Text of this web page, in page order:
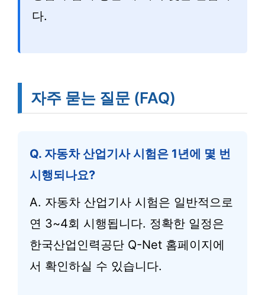
다.
자주 묻는 질문 (FAQ)
Q. 자동차 산업기사 시험은 1년에 몇 번
시행되나요?
A. 자동차 산업기사 시험은 일반적으로
연 3~4회 시행됩니다. 정확한 일정은
한국산업인력공단 Q-Net 홈페이지에
서 확인하실 수 있습니다.